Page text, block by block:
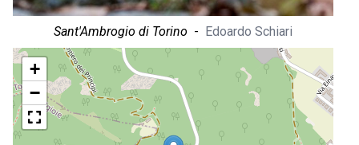
Sant'Ambrogio di Torino - Edoardo Schiari
+
−